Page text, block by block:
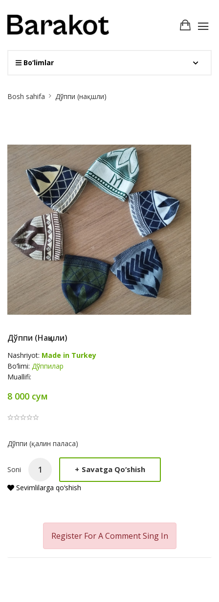
Bo‘limlar
Breadcrumb
Bosh sahifa Дўппи (нақшли)
Дўппи (нақшли)
Nashriyot: Made in Turkey
Bo‘limi: Дўппилар
Muallifi:
8 000 сум
Product
Дўппи (қалин паласа)
Soni + Savatga Qo‘shish
Sevimlilarga qo‘shish
Register For A CommentSing In